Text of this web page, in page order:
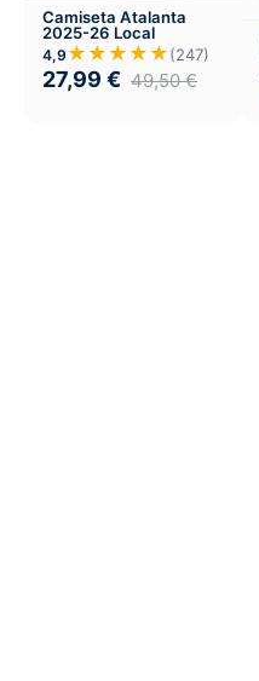
Camiseta Atalanta
2025-26 Local
4,9 ★★★★★(247)
27,99 € 49,50€